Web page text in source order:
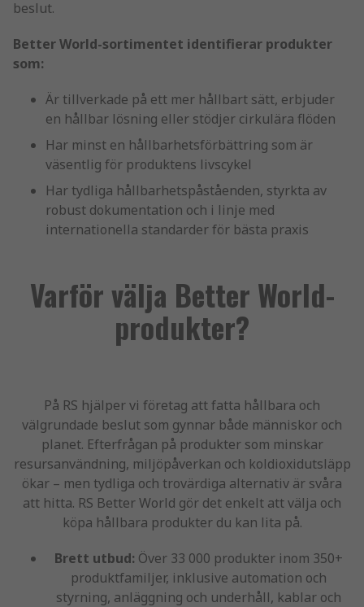
beslut.
Better World-sortimentet identifierar produkter
som:
Är tillverkade på ett mer hållbart sätt, erbjuder
en hållbar lösning eller stödjer cirkulära flöden
Har minst en hållbarhetsförbättring som är
väsentlig för produktens livscykel
Har tydliga hållbarhetspåståenden, styrkta av
robust dokumentation och i linje med
internationella standarder för bästa praxis
Varför välja Better World-
produkter?
På RS hjälper vi företag att fatta hållbara och
välgrundade beslut som gynnar både människor och
planet. Efterfrågan på produkter som minskar
resursanvändning, miljöpåverkan och koldioxidutsläpp
ökar – men tydliga och trovärdiga alternativ är svåra
att hitta. RS Better World gör det enkelt att välja och
köpa hållbara produkter du kan lita på.
Brett utbud: Över 33 000 produkter inom 350+
produktfamiljer, inklusive automation och
styrning, anläggning och underhåll, kablar och